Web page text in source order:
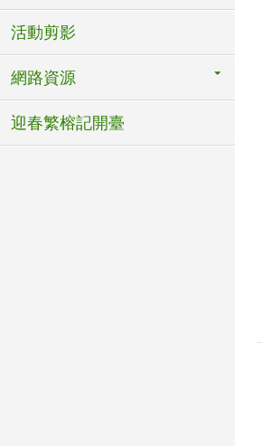
活動剪影
網路資源
迎春繁榕記開臺